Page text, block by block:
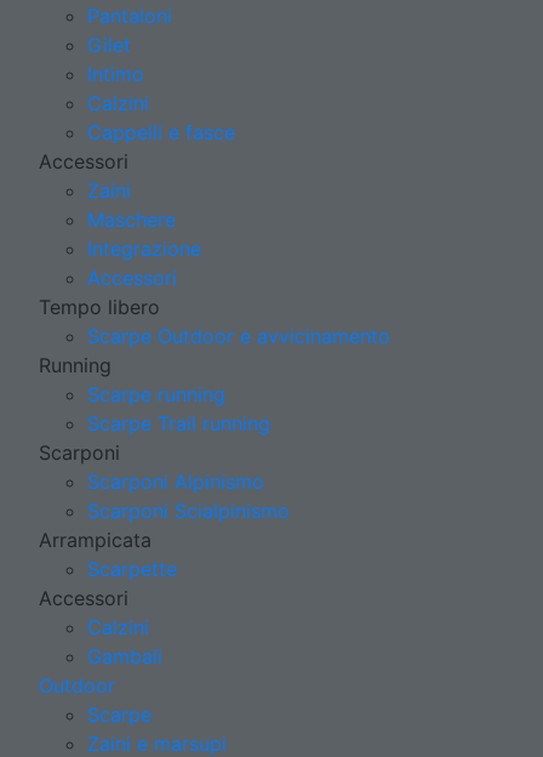
Pantaloni
Gilet
Intimo
Calzini
Cappelli e fasce
Accessori
Zaini
Maschere
Integrazione
Accessori
Tempo libero
Scarpe Outdoor e avvicinamento
Running
Scarpe running
Scarpe Trail running
Scarponi
Scarponi Alpinismo
Scarponi Scialpinismo
Arrampicata
Scarpette
Accessori
Calzini
Gambali
Outdoor
Scarpe
Zaini e marsupi